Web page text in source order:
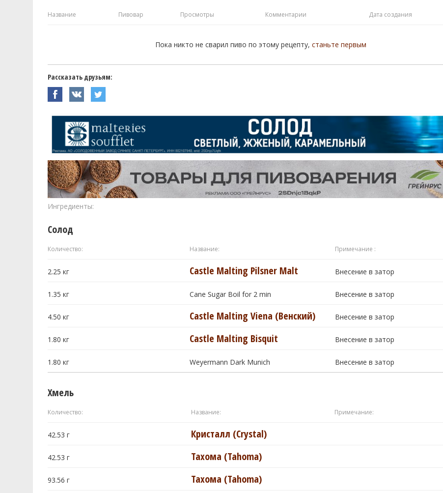
Название Пивовар Просмотры Комментарии Дата создания
Пока никто не сварил пиво по этому рецепту,станьте первым
Рассказать друзьям:
Ингредиенты:
Солод
Количество: Название: Примечание :
2.25кг Castle Malting Pilsner Malt Внесение в затор
1.35кг Cane Sugar Boil for 2 min Внесение в затор
4.50кг Castle Malting Viena (Венский) Внесение в затор
1.80кг Castle Malting Bisquit Внесение в затор
1.80кг Weyermann Dark Munich Внесение в затор
Хмель
Количество: Название: Примечание:
42.53г Кристалл (Crystal)
42.53г Тахома (Tahoma)
93.56г Тахома (Tahoma)